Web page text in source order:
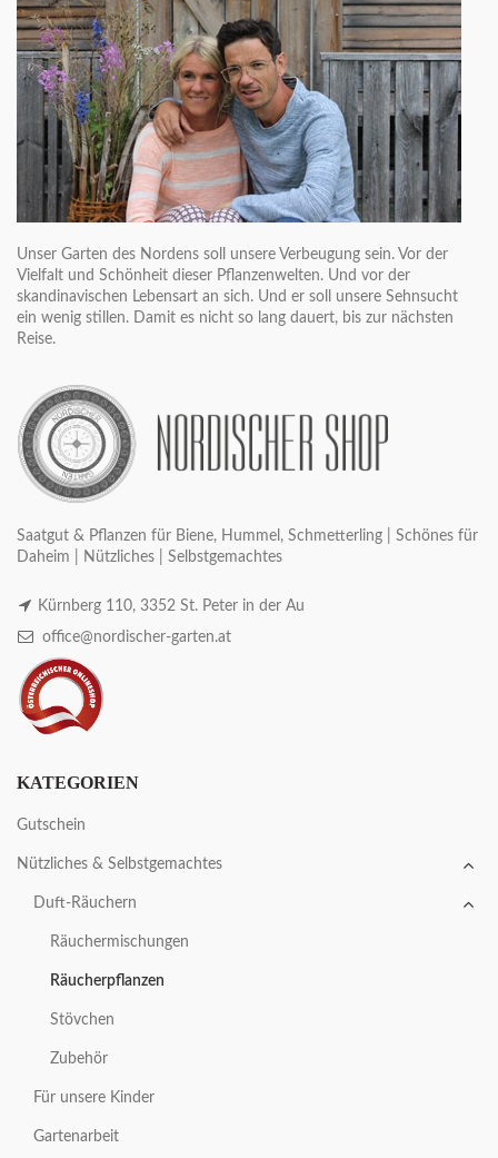
Unser Garten des Nordens soll unsere Verbeugung sein. Vor der
Vielfalt und Schönheit dieser Pflanzenwelten. Und vor der
skandinavischen Lebensart an sich. Und er soll unsere Sehnsucht
ein wenig stillen. Damit es nicht so lang dauert, bis zur nächsten
Reise.
Saatgut & Pflanzen für Biene, Hummel, Schmetterling | Schönes für
Daheim | Nützliches | Selbstgemachtes
Kürnberg 110, 3352 St. Peter in der Au
office@nordischer-garten.at
KATEGORIEN
Gutschein
Nützliches & Selbstgemachtes
Duft-Räuchern
Räuchermischungen
Räucherpflanzen
Stövchen
Zubehör
Für unsere Kinder
Gartenarbeit